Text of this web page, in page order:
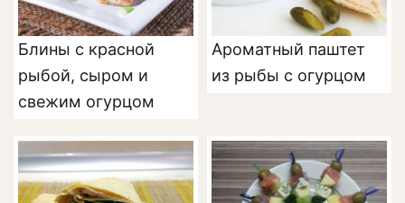
Блины с красной
рыбой, сыром и
свежим огурцом
Ароматный паштет
из рыбы с огурцом